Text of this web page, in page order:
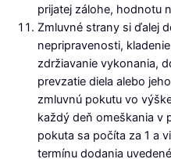
prijatej zálohe, hodnotu
Zmluvné strany si ďalej
nepripravenosti,
zdržiavanie vykonania,
prevzatie diela alebo
zmluvnú pokutu vo
každý deň omeškania v
pokuta sa počíta za 1 a
termínu dodania